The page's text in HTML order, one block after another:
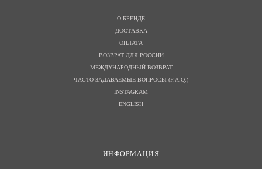
О БРЕНДЕ
ДОСТАВКА
ОПЛАТА
ВОЗВРАТ ДЛЯ РОССИИ
МЕЖДУНАРОДНЫЙ ВОЗВРАТ
ЧАСТО ЗАДАВАЕМЫЕ ВОПРОСЫ (F.A.Q.)
INSTAGRAM
ENGLISH
ИНФОРМАЦИЯ